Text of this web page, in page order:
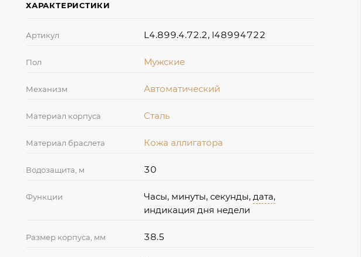
ХАРАКТЕРИСТИКИ
Артикул L4.899.4.72.2, l48994722
Пол Мужские
Механизм Автоматический
Материал корпуса Сталь
Материал браслета Кожа аллигатора
Водозащита, м 30
Функции Часы, минуты, секунды, дата,
индикация дня недели
Размер корпуса, мм 38.5